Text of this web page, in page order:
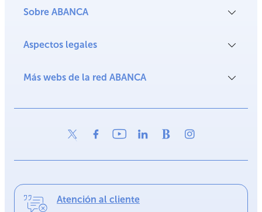
Sobre ABANCA
Aspectos legales
Más webs de la red ABANCA
Atención al cliente